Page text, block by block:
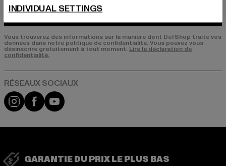
S'INSCRIRE
Vous trouverez des informations sur la manière dont DefShop traite vos
données dans notre politique de confidentialité. Vous pouvez vous
désinscrire gratuitement à tout moment.Lire la déclaration de
confidentialité.
Visit our Instagram page:
Visit our Facebook page:
Visit our YouTube channel:
GARANTIE DU PRIX LE PLUS BAS
INDIVIDUAL SETTINGS